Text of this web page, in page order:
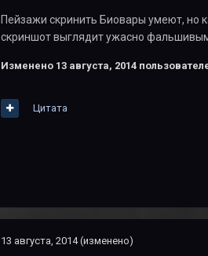
Пейзажи скринить Биовары умеют, но
скриншот выглядит ужасно
Изменено 13 августа, 2014
Цитата
13 августа, 2014 (изменено)